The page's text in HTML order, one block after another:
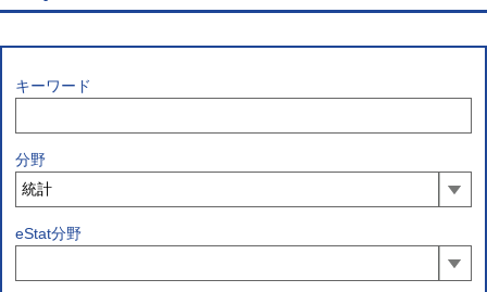
キーワード
分野
eStat分野